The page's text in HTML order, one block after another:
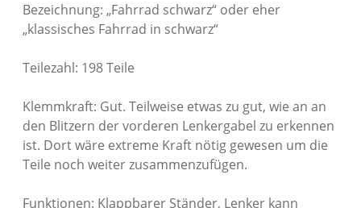
Bezeichnung: „Fahrrad schwarz“ oder eher
„klassisches Fahrrad in schwarz“
Teilezahl: 198 Teile
Klemmkraft: Gut. Teilweise etwas zu gut, wie an an
den Blitzern der vorderen Lenkergabel zu erkennen
ist. Dort wäre extreme Kraft nötig gewesen um die
Teile noch weiter zusammenzufügen.
Funktionen: Klappbarer Ständer, Lenker kann